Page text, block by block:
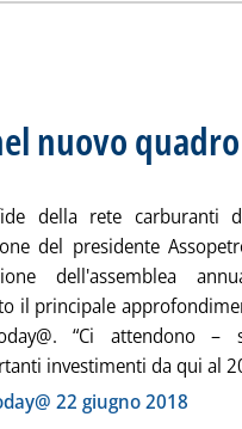
nuovo
della rete carburanti
del presidente
dell'assemblea
il principale
“Ci attendono –
investimenti da qui al
22 giugno 2018